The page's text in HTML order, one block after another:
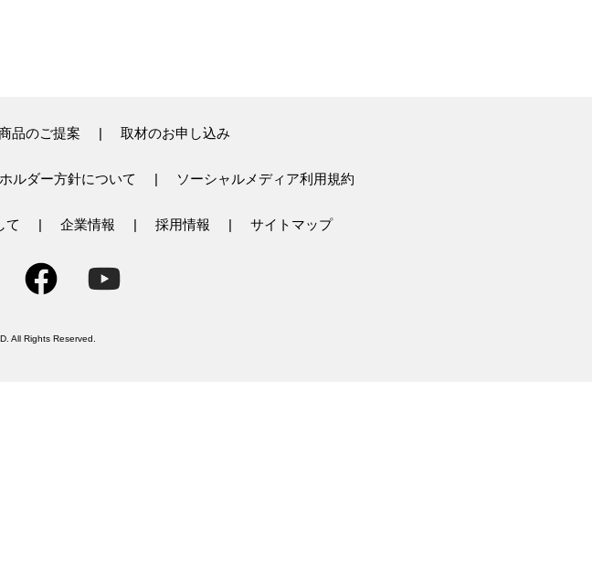
品のご提案 取材のお申し込み
ルダー方針について ソーシャルメディア利用規約
て 企業情報 採用情報 サイトマップ
All Rights Reserved.